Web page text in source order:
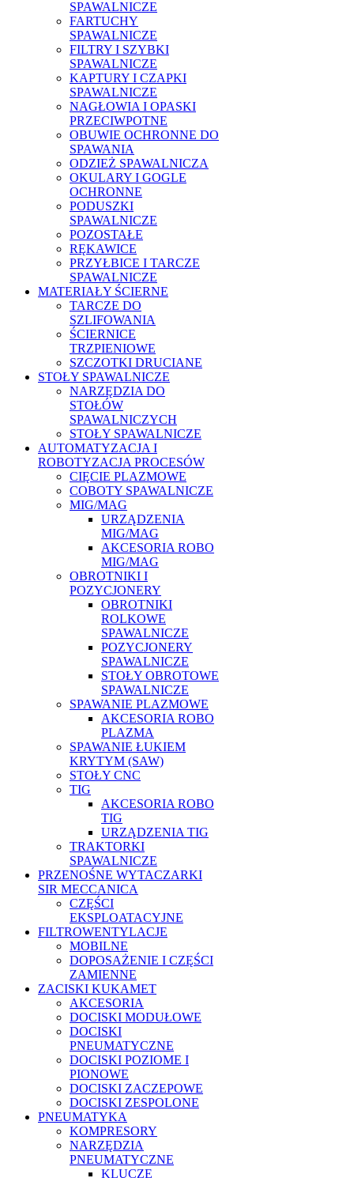
SPAWALNICZE
FARTUCHY
SPAWALNICZE
FILTRY I SZYBKI
SPAWALNICZE
KAPTURY I CZAPKI
SPAWALNICZE
NAGŁOWIA I OPASKI
PRZECIWPOTNE
OBUWIE OCHRONNE DO
SPAWANIA
ODZIEŻ SPAWALNICZA
OKULARY I GOGLE
OCHRONNE
PODUSZKI
SPAWALNICZE
POZOSTAŁE
RĘKAWICE
PRZYŁBICE I TARCZE
SPAWALNICZE
MATERIAŁY ŚCIERNE
TARCZE DO
SZLIFOWANIA
ŚCIERNICE
TRZPIENIOWE
SZCZOTKI DRUCIANE
STOŁY SPAWALNICZE
NARZĘDZIA DO
STOŁÓW
SPAWALNICZYCH
STOŁY SPAWALNICZE
AUTOMATYZACJA I
ROBOTYZACJA PROCESÓW
CIĘCIE PLAZMOWE
COBOTY SPAWALNICZE
MIG/MAG
URZĄDZENIA
MIG/MAG
AKCESORIA ROBO
MIG/MAG
OBROTNIKI I
POZYCJONERY
OBROTNIKI
ROLKOWE
SPAWALNICZE
POZYCJONERY
SPAWALNICZE
STOŁY OBROTOWE
SPAWALNICZE
SPAWANIE PLAZMOWE
AKCESORIA ROBO
PLAZMA
SPAWANIE ŁUKIEM
KRYTYM (SAW)
STOŁY CNC
TIG
AKCESORIA ROBO
TIG
URZĄDZENIA TIG
TRAKTORKI
SPAWALNICZE
PRZENOŚNE WYTACZARKI
SIR MECCANICA
CZĘŚCI
EKSPLOATACYJNE
FILTROWENTYLACJE
MOBILNE
DOPOSAŻENIE I CZĘŚCI
ZAMIENNE
ZACISKI KUKAMET
AKCESORIA
DOCISKI MODUŁOWE
DOCISKI
PNEUMATYCZNE
DOCISKI POZIOME I
PIONOWE
DOCISKI ZACZEPOWE
DOCISKI ZESPOLONE
PNEUMATYKA
KOMPRESORY
NARZĘDZIA
PNEUMATYCZNE
KLUCZE